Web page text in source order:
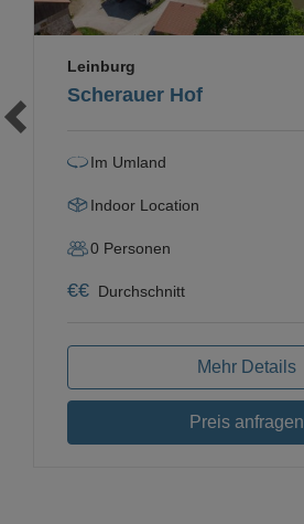
Scherauer Hof
Leinburg
Im Umland
Indoor Location
0 Personen
€€ Durchschnitt
Mehr Details
Preis anfragen